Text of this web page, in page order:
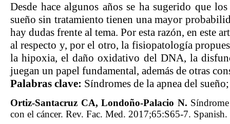
Desde hace algunos años se ha sugerido que
sueño sin tratamiento tienen una mayor
hay dudas frente al tema. Por esta razón, en este
al respecto y, por el otro, la fisiopatología
la hipoxia, el daño oxidativo del DNA, la
juegan un papel fundamental, además de otras
Palabras clave: Síndromes de la apnea del
Ortiz-Santacruz CA, Londoño-Palacio N.
con el cáncer. Rev. Fac. Med. 2017;65:S65-7.